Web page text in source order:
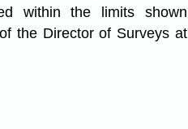
within the limits shown
the Director of Surveys at